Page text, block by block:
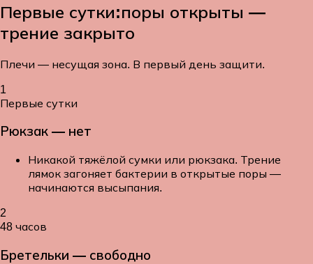
Первые сутки:поры открыты —
трение закрыто
Плечи — несущая зона. В первый день защити.
1
Первые сутки
Рюкзак — нет
Никакой тяжёлой сумки или рюкзака. Трение
лямок загоняет бактерии в открытые поры —
начинаются высыпания.
2
48 часов
Бретельки — свободно